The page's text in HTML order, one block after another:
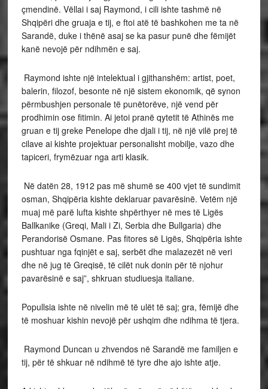
çmendinë. Vëllai i saj Raymond, i cili ishte tashmë në
Shqipëri dhe gruaja e tij, e ftoi atë të bashkohen me ta në
Sarandë, duke i thënë asaj se ka pasur punë dhe fëmijët
kanë nevojë për ndihmën e saj.
Raymond ishte një intelektual i gjithanshëm: artist, poet,
balerin, filozof, besonte në një sistem ekonomik, që synon
përmbushjen personale të punëtorëve, një vend për
prodhimin ose fitimin. Ai jetoi pranë qytetit të Athinës me
gruan e tij greke Penelope dhe djali i tij, në një vilë prej të
cilave ai kishte projektuar personalisht mobilje, vazo dhe
tapiceri, frymëzuar nga arti klasik.
Në datën 28, 1912 pas më shumë se 400 vjet të sundimit
osman, Shqipëria kishte deklaruar pavarësinë. Vetëm një
muaj më parë lufta kishte shpërthyer në mes të Ligës
Ballkanike (Greqi, Mali i Zi, Serbia dhe Bullgaria) dhe
Perandorisë Osmane. Pas fitores së Ligës, Shqipëria ishte
pushtuar nga fqinjët e saj, serbët dhe malazezët në veri
dhe në jug të Greqisë, të cilët nuk donin për të njohur
pavarësinë e saj”, shkruan studiuesja italiane.
Popullsia ishte në nivelin më të ulët të saj; gra, fëmijë dhe
të moshuar kishin nevojë për ushqim dhe ndihma të tjera.
Raymond Duncan u zhvendos në Sarandë me familjen e
tij, për të shkuar në ndihmë të tyre dhe ajo ishte atje.